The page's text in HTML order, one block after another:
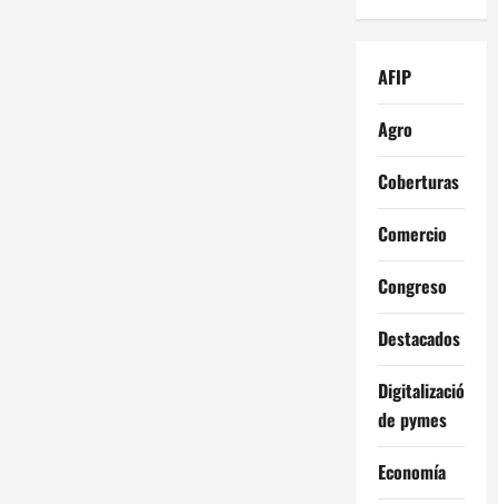
AFIP
Agro
Coberturas
Comercio
Congreso
Destacados
Digitalización
de pymes
Economía